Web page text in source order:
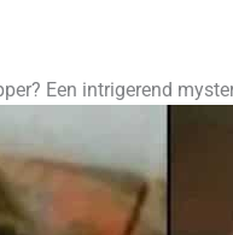
Een intrigerend